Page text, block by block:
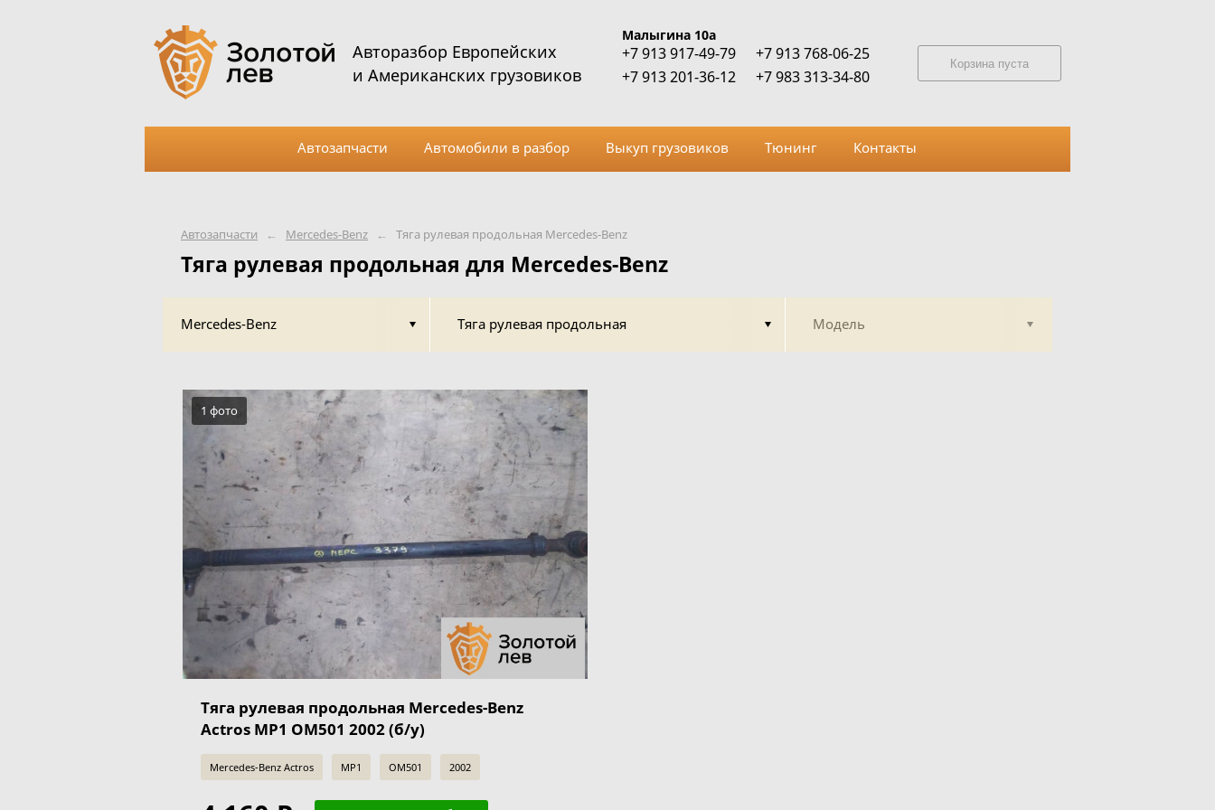
Автозапчасти ← Mercedes-Benz ← Тяга рулевая продольная Mercedes-Benz
Тяга рулевая продольная для Mercedes-Benz
Mercedes-Benz Тяга рулевая продольная Модель
1 фото
Тяга рулевая продольная Mercedes-Benz
Actros MP1 OM501 2002 (б/у)
Mercedes-Benz Actros MP1 OM501 2002
Авторазбор Европейских
и Американских грузовиков
Малыгина 10а
+7 913 917-49-79
+7 913 201-36-12
+7 913 768-06-25
+7 983 313-34-80
Корзина пуста
Автозапчасти Автомобили в разбор Выкуп грузовиков Тюнинг Контакты